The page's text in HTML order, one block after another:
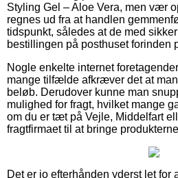
Styling Gel – Aloe Vera, men vær
regnes ud fra at handlen
tidspunkt, således at de med
bestillingen på posthuset forinden
Nogle enkelte internet
mange tilfælde afkræver det at
beløb. Derudover kunne man
mulighed for fragt, hvilket mange
om du er tæt på Vejle, Middelfart
fragtfirmaet til at bringe
Det er jo efterhånden yderst let for